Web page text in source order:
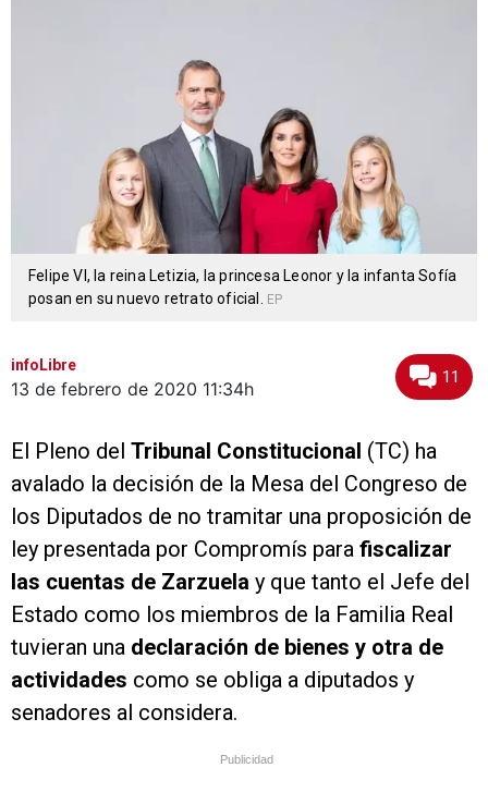
Felipe VI, la reina Letizia, la princesa Leonor y la infanta Sofía
posan en su nuevo retrato oficial.
EP
infoLibre
13 de febrero de 2020 11:34h
11
El Pleno del Tribunal Constitucional (TC) ha
avalado la decisión de la Mesa del Congreso de
los Diputados de no tramitar una proposición de
ley presentada por Compromís para fiscalizar
las cuentas de Zarzuela y que tanto el Jefe del
Estado como los miembros de la Familia Real
tuvieran una declaración de bienes y otra de
actividades como se obliga a diputados y
senadores al considera.
Publicidad